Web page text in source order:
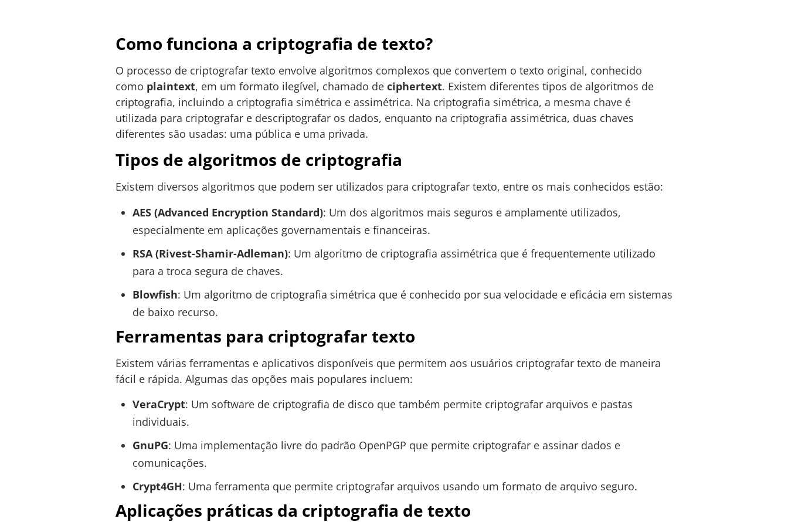
Como funciona a criptografia de texto?
O processo de criptografar texto envolve algoritmos complexos que convertem o texto original, conhecido
como plaintext, em um formato ilegível, chamado de ciphertext. Existem diferentes tipos de algoritmos de
criptografia, incluindo a criptografia simétrica e assimétrica. Na criptografia simétrica, a mesma chave é
utilizada para criptografar e descriptografar os dados, enquanto na criptografia assimétrica, duas chaves
diferentes são usadas: uma pública e uma privada.
Tipos de algoritmos de criptografia
Existem diversos algoritmos que podem ser utilizados para criptografar texto, entre os mais conhecidos estão:
AES (Advanced Encryption Standard): Um dos algoritmos mais seguros e amplamente utilizados,
especialmente em aplicações governamentais e financeiras.
RSA (Rivest-Shamir-Adleman): Um algoritmo de criptografia assimétrica que é frequentemente utilizado
para a troca segura de chaves.
Blowfish: Um algoritmo de criptografia simétrica que é conhecido por sua velocidade e eficácia em sistemas
de baixo recurso.
Ferramentas para criptografar texto
Existem várias ferramentas e aplicativos disponíveis que permitem aos usuários criptografar texto de maneira
fácil e rápida. Algumas das opções mais populares incluem:
VeraCrypt: Um software de criptografia de disco que também permite criptografar arquivos e pastas
individuais.
GnuPG: Uma implementação livre do padrão OpenPGP que permite criptografar e assinar dados e
comunicações.
Crypt4GH: Uma ferramenta que permite criptografar arquivos usando um formato de arquivo seguro.
Aplicações práticas da criptografia de texto